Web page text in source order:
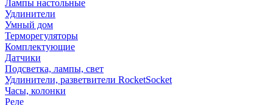
Лампы настольные
Удлинители
Умный дом
Терморегуляторы
Комплектующие
Датчики
Подсветка, лампы, свет
Удлинители, разветвители RocketSocket
Часы, колонки
Реле